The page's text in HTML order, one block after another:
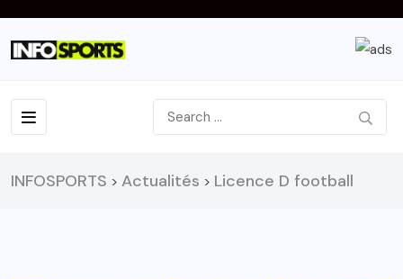
INFOSPORTS > Actualités > Licence D football